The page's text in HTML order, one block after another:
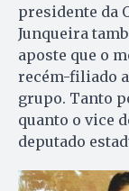
presidente da
Junqueira
aposte que o
recém-filiado
grupo. Tanto
quanto o vice
deputado